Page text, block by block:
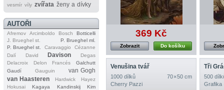
vesmír víly zvířata ženy a dívky
AUTOŘI
Afremov Arcimboldo Bosch
Botticelli
J. Brueghel st.
P. Brueghel ml.
P. Brueghel st.
Caravaggio
Cézanne
Dalí
David Davison
Degas
Delacroix
Delon Francés
Galchutt
Gaudí
Gauguin
van Gogh
van Haasteren
Hardwick
Hayez
Hokusai
Kagaya Kandinskij Kim
369 Kč
Do košíku
Zobrazit
Venušina tvář
1000 dílků
70 × 50 cm
Cherry Pazzi
Tři
500
Grafika